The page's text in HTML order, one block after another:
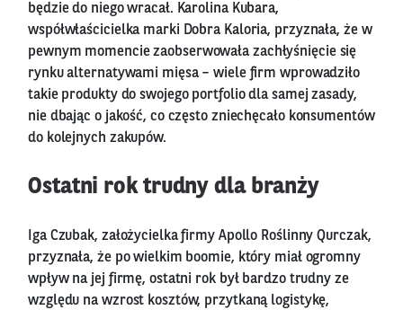
będzie do niego wracał. Karolina Kubara,
współwłaścicielka marki Dobra Kaloria, przyznała, że w
pewnym momencie zaobserwowała zachłyśnięcie się
rynku alternatywami mięsa – wiele firm wprowadziło
takie produkty do swojego portfolio dla samej zasady,
nie dbając o jakość, co często zniechęcało konsumentów
do kolejnych zakupów.
Ostatni rok trudny dla branży
Iga Czubak, założycielka firmy Apollo Roślinny Qurczak,
przyznała, że po wielkim boomie, który miał ogromny
wpływ na jej firmę, ostatni rok był bardzo trudny ze
względu na wzrost kosztów, przytkaną logistykę,